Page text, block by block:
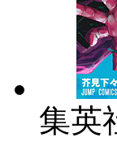
集英